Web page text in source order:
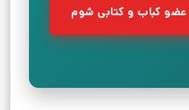
کباب و کتابی شوم